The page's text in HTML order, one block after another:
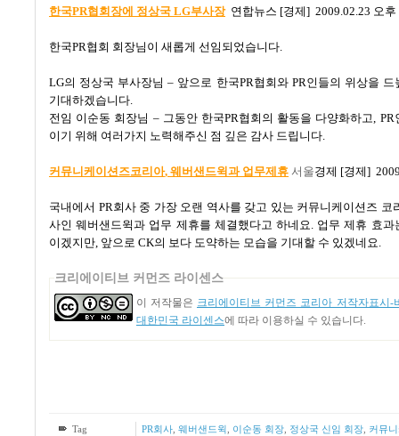
한국PR협회장에 정상국 LG부사장 연합뉴스 [경제] 2009.02.23 오후
한국PR협회 회장님이 새롭게 선임되었습니다.
LG의 정상국 부사장님– 앞으로 한국PR협회와PR인들의 위상을 드
기대하겠습니다.
전임 이순동 회장님 – 그동안 한국PR협회의 활동을 다양화하고, PR
이기 위해 여러가지 노력해주신 점 깊은 감사 드립니다.
커뮤니케이션즈코리아, 웨버샌드윅과 업무제휴 서울경제 [경제]
국내에서 PR회사 중 가장 오랜 역사를 갖고 있는 커뮤니케이션즈 코
사인 웨버샌드윅과 업무 제휴를 체결했다고 하네요. 업무 제휴 효과
이겠지만, 앞으로 CK의 보다 도약하는 모습을 기대할 수 있겠네요.
크리에이티브 커먼즈 라이센스
이 저작물은 크리에이티브 커먼즈 코리아 저작자표시-
대한민국 라이센스에 따라 이용하실 수 있습니다.
Tag PR회사, 웨버샌드윅 이순동 회장, 정상국 신임 회장, 커뮤